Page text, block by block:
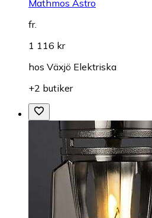
Mathmos Astro
fr.
1 116 kr
hos Växjö Elektriska
+2 butiker